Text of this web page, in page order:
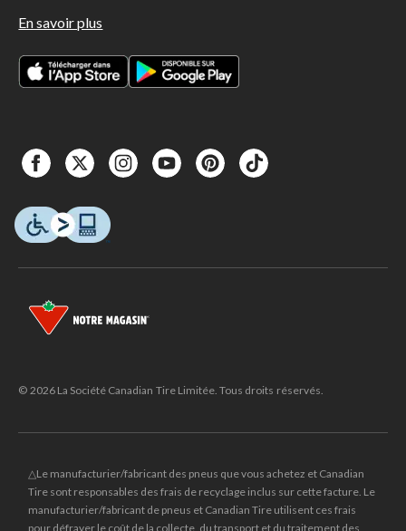
En savoir plus
© 2026 La Société Canadian Tire Limitée. Tous droits réservés.
△Le manufacturier/fabricant des pneus que vous achetez et Canadian
Tire sont responsables des frais de recyclage inclus sur cette facture. Le
manufacturier/fabricant de pneus et Canadian Tire utilisent ces frais
pour défrayer le coût de la collecte, du transport et du traitement des